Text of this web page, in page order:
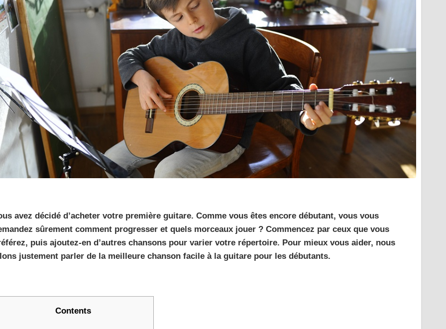
avez décidé d’acheter votre première guitare. Comme vous êtes encore débutant, vous vous
sûrement comment progresser et quels morceaux jouer ? Commencez par ceux que vous
puis ajoutez-en d’autres chansons pour varier votre répertoire. Pour mieux vous aider, nous
justement parler de la meilleure chanson facile à la guitare pour les débutants.
Contents